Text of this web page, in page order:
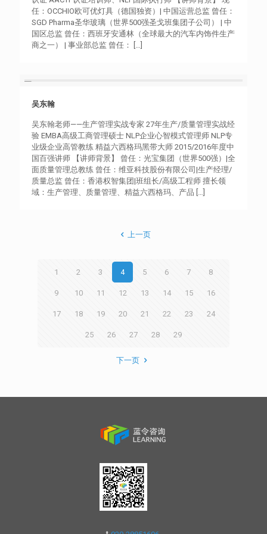
任：OCCHIO欧可优灯具（德国独资）| 中国运营总监 曾任：
SGD Pharma圣华玻璃（世界500强圣戈班集团子公司） | 中
国区总监 曾任：西班牙安通林（全球最大的汽车内饰件生产
商之一） | 事业部总监 曾任：
[…]
吴东翰
吴东翰老师——生产管理实战专家 27年生产/质量管理实战经
验 EMBA高级工商管理硕士 NLP企业心智模式管理师 NLP专
业级企业高管教练 精益六西格玛黑带大师 2015/2016年度中
国百强讲师 【讲师背景】 曾任：光宝集团（世界500强）|全
面质量管理总教练 曾任：维亚科技股份有限公司|生产经理/
质量总监 曾任：香港权智集团|班组长/高级工程师 擅长领
域：生产管理、质量管理、精益六西格玛、产品 […]
上一页
1 2 3 4 5 6 7 8
9 10 11 12 13 14 15 16
17 18 19 20 21 22 23 24
25 26 27 28 29
下一页